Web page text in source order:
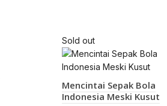
Sold out
Mencintai Sepak Bola
Indonesia Meski Kusut